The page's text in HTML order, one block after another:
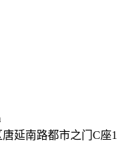
延南路都市之门C座1